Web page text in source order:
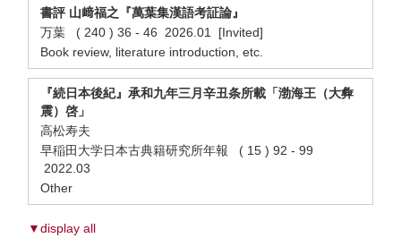
書評 山﨑福之『萬葉集漢語考証論』
万葉 ( 240 ) 36 - 46 2026.01 [Invited]
Book review, literature introduction, etc.
『続日本後紀』承和九年三月辛丑条所載「渤海王（大彜
震）啓」
高松寿夫
早稲田大学日本古典籍研究所年報 ( 15 ) 92 - 99
2022.03
Other
▼display all